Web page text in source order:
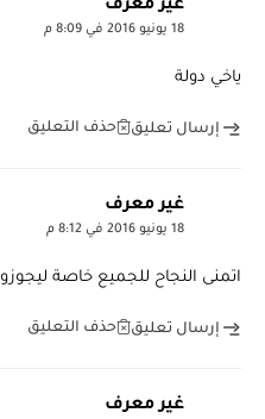
18 يونيو 2016 في 8:09 م
ياخي دولة
إرسال تعليق حذف التعليق
غير معرف
18 يونيو 2016 في 8:12 م
اتمنى النجاح للجميع خاصة ليجوزو bac
إرسال تعليق حذف التعليق
غير معرف